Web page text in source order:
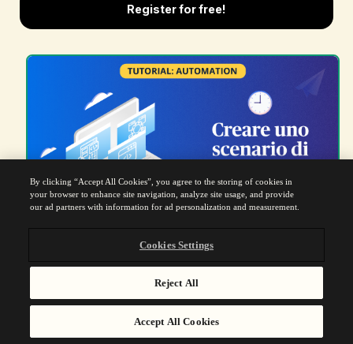
Register for free!
By clicking “Accept All Cookies”, you agree to the storing of cookies in
your browser to enhance site navigation, analyze site usage, and provide
our ad partners with information for ad personalization and measurement.
Cookies Settings
Reject All
Accept All Cookies